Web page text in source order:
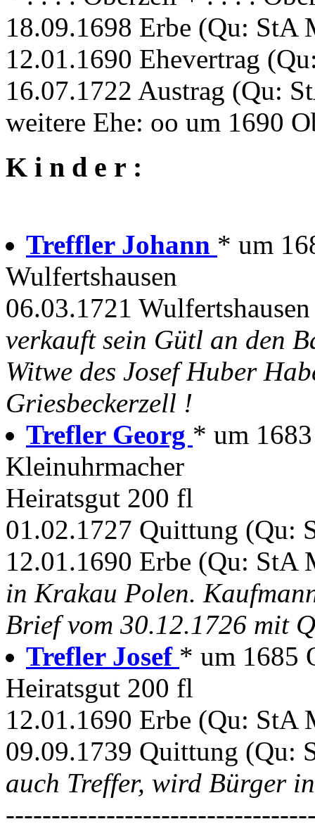
18.09.1698 Erbe (Qu: StA
12.01.1690 Ehevertrag
16.07.1722 Austrag (Qu:
weitere Ehe: oo um 1690
K i n d e r :
Treffler Johann * um
Wulfertshausen
06.03.1721
verkauft sein Gütl an den
Witwe des Josef Huber
Griesbeckerzell !
Trefler Georg * um
Kleinuhrmacher
Heiratsgut 200 fl
01.02.1727 Quittung (Qu:
12.01.1690 Erbe (Qu: StA
in Krakau Polen.
Brief vom 30.12.1726 mit
Trefler Josef * um 1685
Heiratsgut 200 fl
12.01.1690 Erbe (Qu: StA
09.09.1739 Quittung (Qu:
auch Treffer, wird Bürger